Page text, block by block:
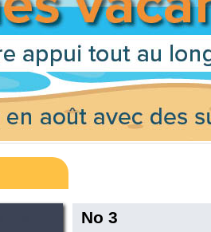
No 3